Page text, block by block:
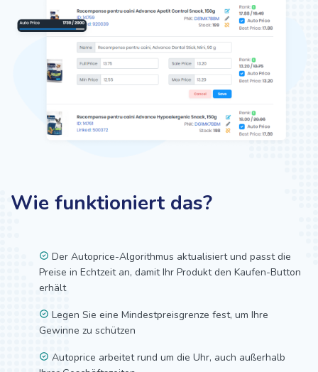
Wie funktioniert das?
Der Autoprice-Algorithmus aktualisiert und passt die
Preise in Echtzeit an, damit Ihr Produkt den Kaufen-Button
erhält
Legen Sie eine Mindestpreisgrenze fest, um Ihre
Gewinne zu schützen
Autoprice arbeitet rund um die Uhr, auch außerhalb